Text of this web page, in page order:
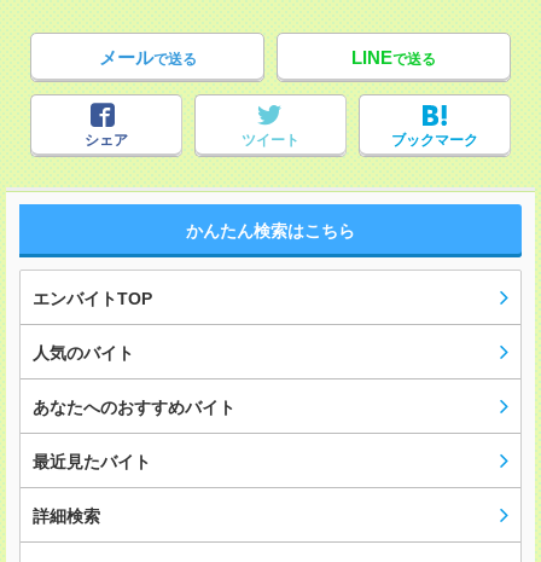
メールで送る LINEで送る
シェア ツイート ブックマーク
かんたん検索はこちら
エンバイトTOP
人気のバイト
あなたへのおすすめバイト
最近見たバイト
詳細検索